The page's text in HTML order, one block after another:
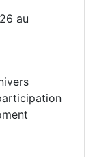
au